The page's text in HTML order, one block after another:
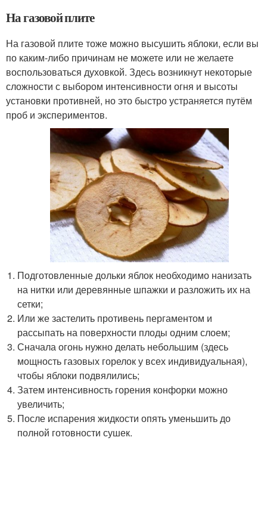
На газовой плите
На газовой плите тоже можно высушить яблоки, если вы
по каким-либо причинам не можете или не желаете
воспользоваться духовкой. Здесь возникнут некоторые
сложности с выбором интенсивности огня и высоты
установки противней, но это быстро устраняется путём
проб и экспериментов.
Подготовленные дольки яблок необходимо нанизать
на нитки или деревянные шпажки и разложить их на
сетки;
Или же застелить противень пергаментом и
рассыпать на поверхности плоды одним слоем;
Сначала огонь нужно делать небольшим (здесь
мощность газовых горелок у всех индивидуальная),
чтобы яблоки подвялились;
Затем интенсивность горения конфорки можно
увеличить;
После испарения жидкости опять уменьшить до
полной готовности сушек.